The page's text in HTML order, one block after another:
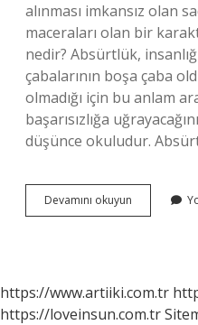
alınması imkansız olan
maceraları olan bir
nedir? Absürtlük,
çabalarının boşa çaba
olmadığı için bu anlam
başarısızlığa
düşünce okuludur.
Devamını okuyun
Yaşam
https://www.artiiki.com.tr
https://loveinsun.com.tr